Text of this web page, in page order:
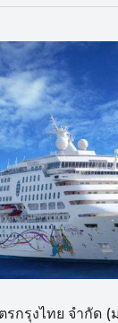
รกรุงไทย จำกัด (